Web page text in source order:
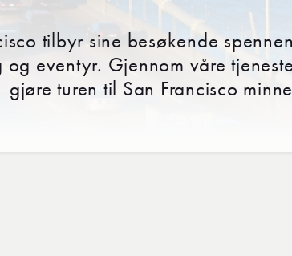
tilbyr sine besøkende
eventyr. Gjennom våre
gjøre turen til San Francisco